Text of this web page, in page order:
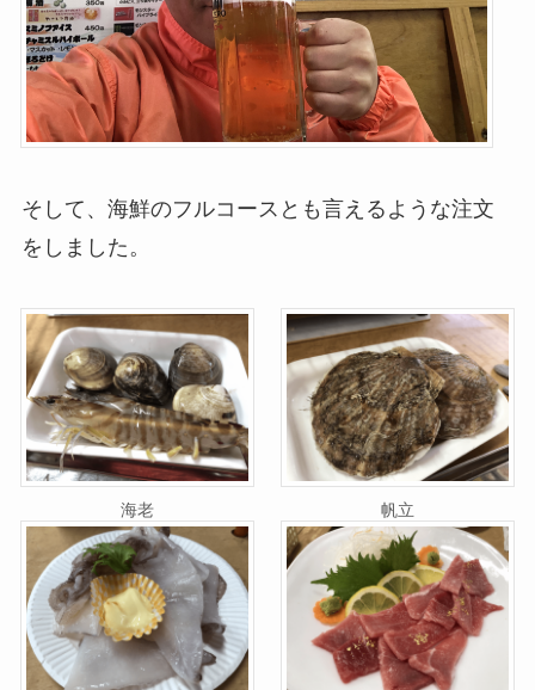
そして、海鮮のフルコースとも言えるような注文
をしました。
海老 帆立